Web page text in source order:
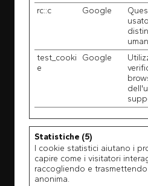
rc::c Google
test_cooki
e
Google
Statistiche (5)
I cookie statistici aiutano i
capire come i visitatori
raccogliendo e
anonima.